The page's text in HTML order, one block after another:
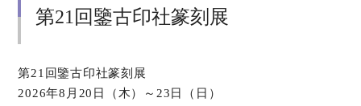
第21回鑒古印社篆刻展
第21回鑒古印社篆刻展
2026年8月20日（木）～23日（日）